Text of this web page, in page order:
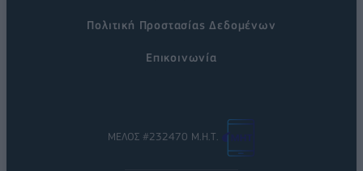
Πολιτική Προστασίας Δεδομένων
Επικοινωνία
ΜΕΛΟΣ #232470 Μ.Η.Τ.